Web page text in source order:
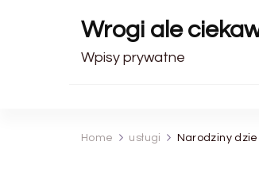
Wrogi ale
Wpisy prywatne
Home usługi Narodziny